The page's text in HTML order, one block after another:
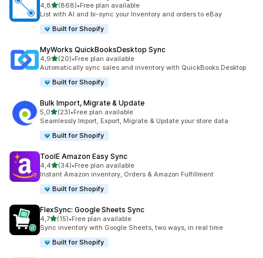
4,85 yıldız üzerinden
(868)
toplam 868 değerlendirme
•Free plan available
List with AI and bi-sync your Inventory and orders to eBay
Built for Shopify
MyWorks QuickBooksDesktop Sync
4,95 yıldız üzerinden
(20)
toplam 20 değerlendirme
•Free plan available
Automatically sync sales and inventory with QuickBooks Desktop
Built for Shopify
Bulk Import, Migrate & Update
5,05 yıldız üzerinden
(23)
toplam 23 değerlendirme
•Free plan available
Seamlessly Import, Export, Migrate & Update your store data
Built for Shopify
ToolE Amazon Easy Sync
4,45 yıldız üzerinden
(34)
toplam 34 değerlendirme
•Free plan available
Instant Amazon inventory, Orders & Amazon Fulfillment
Built for Shopify
FlexSync: Google Sheets Sync
4,75 yıldız üzerinden
(15)
toplam 15 değerlendirme
•Free plan available
Sync inventory with Google Sheets, two ways, in real time
Built for Shopify